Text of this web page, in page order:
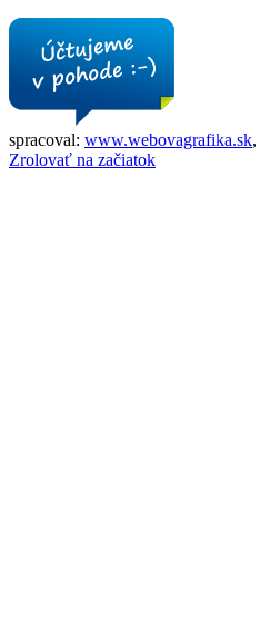
spracoval: www.webovagrafika.sk,
Zrolovať na začiatok